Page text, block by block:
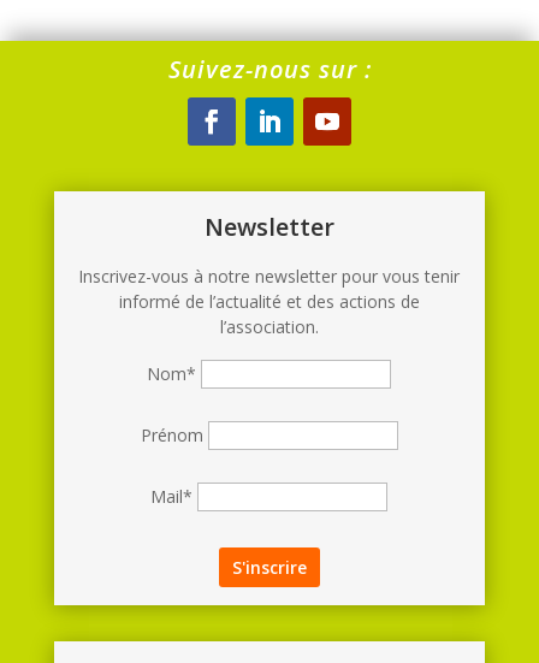
Suivez-nous sur :
Newsletter
Inscrivez-vous à notre newsletter pour vous tenir
informé de l’actualité et des actions de
l’association.
Nom*
Prénom
Mail*